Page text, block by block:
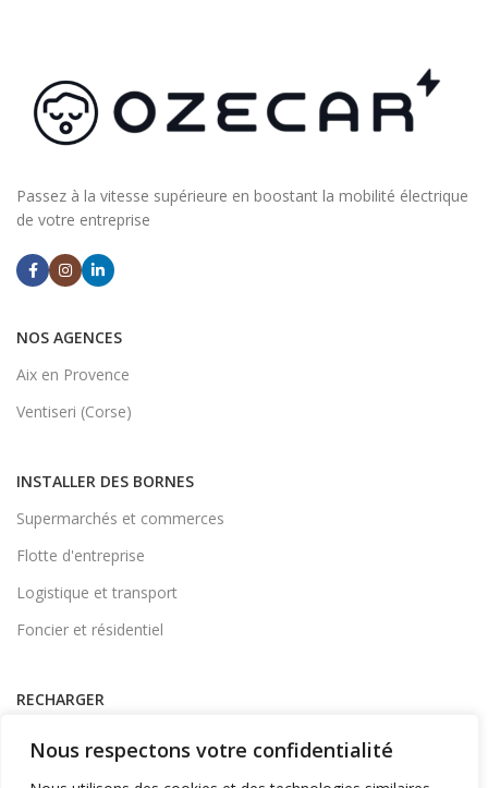
Nous respectons votre confidentialité
Passez à la vitesse supérieure en boostant la mobilité électrique
de votre entreprise
NOS AGENCES
Aix en Provence
Ventiseri (Corse)
INSTALLER DES BORNES
Supermarchés et commerces
Flotte d'entreprise
Logistique et transport
Foncier et résidentiel
RECHARGER